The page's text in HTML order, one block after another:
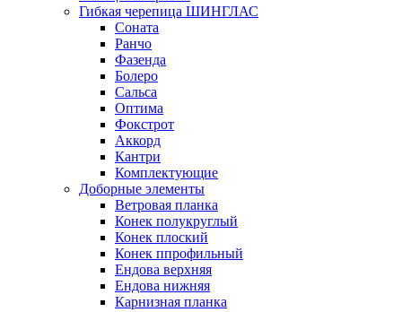
Гибкая черепица ШИНГЛАС
Соната
Ранчо
Фазенда
Болеро
Сальса
Оптима
Фокстрот
Аккорд
Кантри
Комплектующие
Доборные элементы
Ветровая планка
Конек полукруглый
Конек плоский
Конек ппрофильный
Ендова верхняя
Ендова нижняя
Карнизная планка